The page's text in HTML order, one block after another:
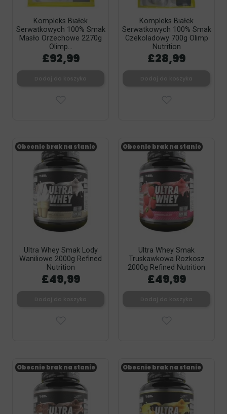
Kompleks Białek
Serwatkowych 100% Smak
Masło Orzechowe 2270g
Olimp...
£92,99
Kompleks Białek
Serwatkowych 100% Smak
Czekoladowy 700g Olimp
Nutrition
£28,99
Ultra Whey Smak Lody
Waniliowe 2000g Refined
Nutrition
£49,99
Obecnie brak na stanie
Ultra Whey Smak
Truskawkowa Rozkosz
2000g Refined Nutrition
£49,99
Obecnie brak na stanie
Obecnie brak na stanie Obecnie brak na stanie